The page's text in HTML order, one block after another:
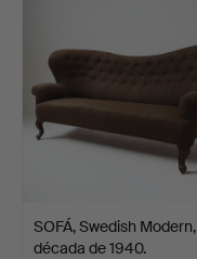
SOFÁ, Swedish Modern,
década de 1940.